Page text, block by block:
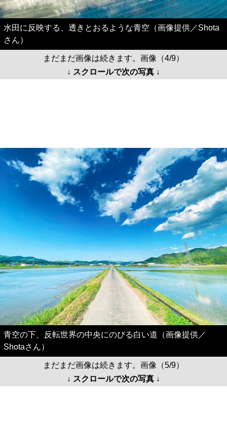
水田に反映する、透きとおるような青空（画像提供／Shota
さん）
まだまだ画像は続きます。画像（4/9）
↓ スクロールで次の写真 ↓
青空の下、反転世界の中央にのびる白い道（画像提供／
Shotaさん）
まだまだ画像は続きます。画像（5/9）
↓ スクロールで次の写真 ↓